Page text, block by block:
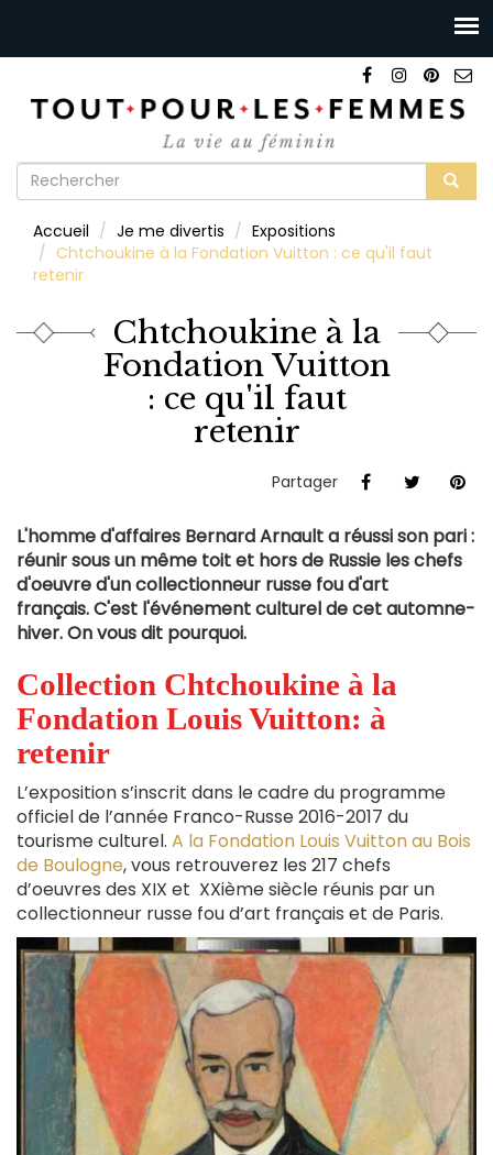
Formulaire
recherche
Accueil Je me divertis
Expositions
Chtchoukine à la Fondation Vuitton : ce qu'il faut
retenir
Chtchoukine à la
Fondation Vuitton
: ce qu'il faut
retenir
Partager
L'homme d'affaires Bernard Arnault a réussi son pari :
réunir sous un même toit et hors de Russie les chefs
d'oeuvre d'un collectionneur russe fou d'art
français.C'est l'événement culturel de cet automne-
hiver. On vous dit pourquoi.
Collection Chtchoukine à la
Fondation Louis Vuitton: à
retenir
L’exposition s’inscrit dans le cadre du programme
officiel de l’année Franco-Russe 2016-2017 du
tourisme culturel. A la Fondation Louis Vuitton au Bois
de Boulogne, vous retrouverez les 217 chefs
d’oeuvres des XIX et XXième siècle réunis par un
collectionneur russe fou d’art français et de Paris.